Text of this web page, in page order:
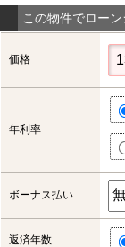
この物件でロー
価格
年利率
ボーナス払い
返済年数